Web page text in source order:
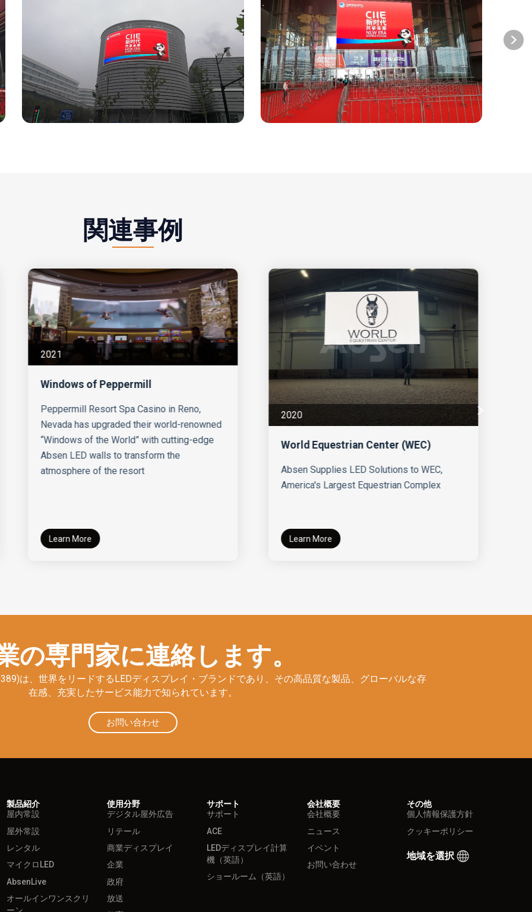
関連事例
2021
Windows of Peppermill
Peppermill Resort Spa Casino in Reno,
Nevada has upgraded their world-renowned
“Windows of the World” with cutting-edge
Absen LED walls to transform the
atmosphere of the resort
Learn More
2020
World Equestrian Center (WEC)
Absen Supplies LED Solutions to WEC,
America's Largest Equestrian Complex
Learn More
の専門家に連絡します。
は、世界をリードするLEDディスプレイ・ブランドであり、その高品質な製品、グローバルな存
在感、充実したサービス能力で知られています。
お問い合わせ
製品紹介
屋内常設
屋外常設
レンタル
マイクロLED
AbsenLive
オールインワンスクリ
使用分野
デジタル屋外広告
リテール
商業ディスプレイ
企業
政府
放送
サポート
サポート
ACE
LEDディスプレイ計算
機（英語）
ショールーム（英語）
会社概要
会社概要
ニュース
イベント
お問い合わせ
その他
個人情報保護方針
クッキーポリシー
地域を選択